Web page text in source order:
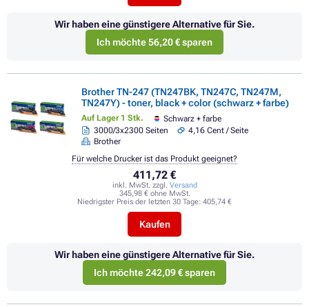
Wir haben eine günstigere Alternative für Sie.
Ich möchte 56,20 € sparen
Brother TN-247 (TN247BK, TN247C, TN247M,
TN247Y) - toner, black + color (schwarz + farbe)
Auf Lager 1 Stk.
Schwarz + farbe
3000/3x2300 Seiten
4,16 Cent / Seite
Brother
411,72 €
inkl. MwSt. zzgl. Versand
345,98 € ohne MwSt.
Niedrigster Preis der letzten 30 Tage: 405,74 €
Kaufen
Für welche Drucker ist das Produkt geeignet?
Wir haben eine günstigere Alternative für Sie.
Ich möchte 242,09 € sparen